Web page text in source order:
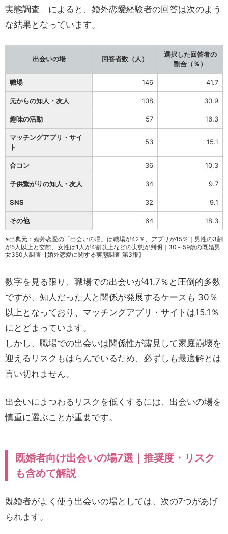
実態調査」によると、婚外恋愛経験者の回答は次のよう
な結果となっています。
出会いの場 回答者数（人）
選択した回答者の
割合（％）
職場 146 41.7
元からの知人・友人 108 30.9
趣味の活動 57 16.3
マッチングアプリ・サイ
ト
53 15.1
合コン 36 10.3
子供繋がりの知人・友人 34 9.7
SNS 32 9.1
その他 64 18.3
※出典元：婚外恋愛の「出会いの場」は職場が42％、アプリが15％｜男性の3割
が5人以上と交際、女性は1人が4割以上などの実態が判明｜30～59歳の既婚男
女350人調査【婚外恋愛に関する実態調査 第3報】
数字を見る限り、職場での出会いが41.7％と圧倒的多数
ですが、知人だった人と関係が発展するケースも 30％
以上となっており、マッチングアプリ・サイトは15.1％
にとどまっています。
しかし、職場での出会いは関係性が露見して家庭崩壊を
迎えるリスクもはらんでいるため、必ずしも最適解とは
言い切れません。
出会いにまつわるリスクを低くするには、出会いの場を
慎重に選ぶことが重要です。
既婚者向け出会いの場7選｜推奨度・リスク
も含めて解説
既婚者がよく使う出会いの場としては、次の7つがあげ
られます。